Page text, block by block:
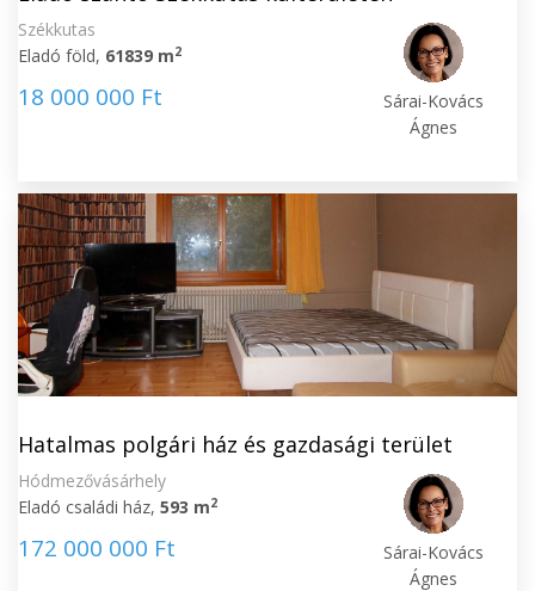
Székkutas
Eladó föld, 61839 m2
18 000 000 Ft
Sárai-Kovács
Ágnes
Hatalmas polgári ház és gazdasági terület
Hódmezővásárhely
Eladó családi ház, 593 m2
172 000 000 Ft
Sárai-Kovács
Ágnes